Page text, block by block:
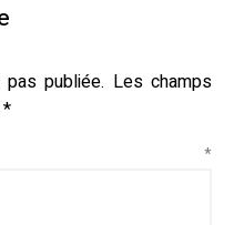
publiée. Les champs
*
*